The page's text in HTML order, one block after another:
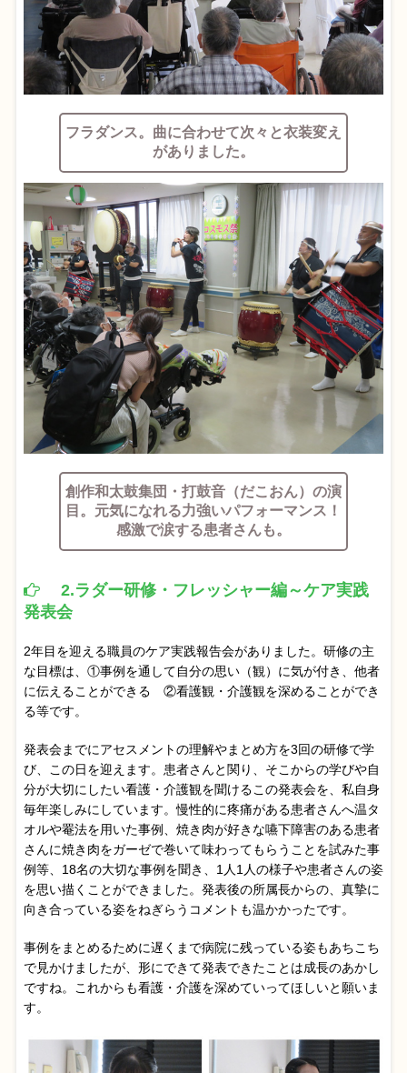
フラダンス。曲に合わせて次々と衣装変え
がありました。
創作和太鼓集団・打鼓音（だこおん）の演
目。元気になれる力強いパフォーマンス！
感激で涙する患者さんも。
2.ラダー研修・フレッシャー編～ケア実践
発表会
2年目を迎える職員のケア実践報告会がありました。研修の主
な目標は、①事例を通して自分の思い（観）に気が付き、他者
に伝えることができる ②看護観・介護観を深めることができ
る等です。
発表会までにアセスメントの理解やまとめ方を3回の研修で学
び、この日を迎えます。患者さんと関り、そこからの学びや自
分が大切にしたい看護・介護観を聞けるこの発表会を、私自身
毎年楽しみにしています。慢性的に疼痛がある患者さんへ温タ
オルや罨法を用いた事例、焼き肉が好きな嚥下障害のある患者
さんに焼き肉をガーゼで巻いて味わってもらうことを試みた事
例等、18名の大切な事例を聞き、1人1人の様子や患者さんの姿
を思い描くことができました。発表後の所属長からの、真摯に
向き合っている姿をねぎらうコメントも温かかったです。
事例をまとめるために遅くまで病院に残っている姿もあちこち
で見かけましたが、形にできて発表できたことは成長のあかし
ですね。これからも看護・介護を深めていってほしいと願いま
す。